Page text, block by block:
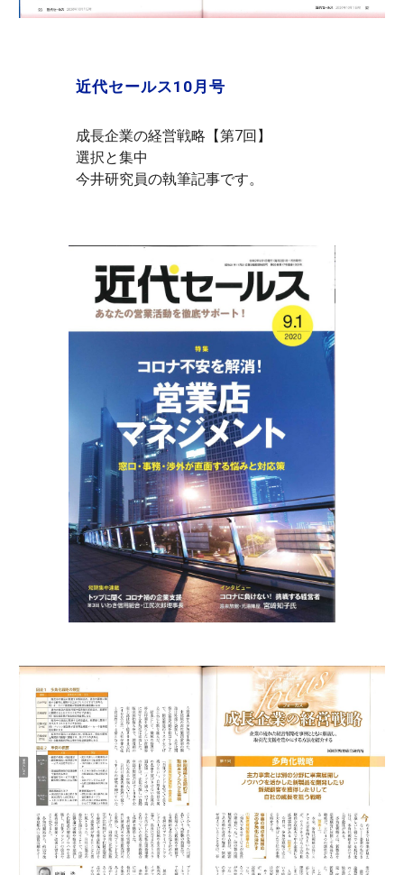
近代セールス10月号
成長企業の経営戦略【第7回】
選択と集中
今井研究員の執筆記事です。